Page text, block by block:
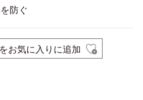
防ぐ
お気に入りに追加